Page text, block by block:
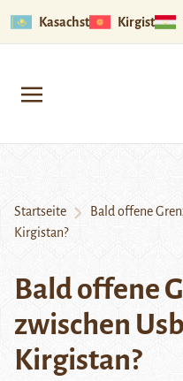
Kasachstan Kirgistan
Startseite
Bald offene
Kirgistan?
Bald offene
zwischen
Kirgistan?